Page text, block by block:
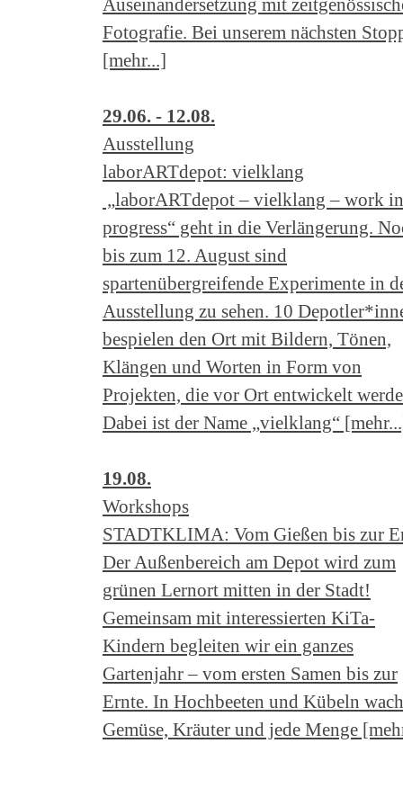
Auseinandersetzung mit
Fotografie. Bei unserem nächsten
[mehr...]
29.06. - 12.08.
Ausstellung
laborARTdepot: vielklang
„laborARTdepot – vielklang – work in
progress“ geht in die Verlängerung.
bis zum 12. August sind
spartenübergreifende Experimente in
Ausstellung zu sehen. 10
bespielen den Ort mit Bildern, Tönen,
Klängen und Worten in Form von
Projekten, die vor Ort entwickelt
Dabei ist der Name „vielklang“
19.08.
Workshops
STADTKLIMA: Vom Gießen bis zur
Der Außenbereich am Depot wird zum
grünen Lernort mitten in der Stadt!
Gemeinsam mit interessierten KiTa-
Kindern begleiten wir ein ganzes
Gartenjahr – vom ersten Samen bis zur
Ernte. In Hochbeeten und Kübeln
Gemüse, Kräuter und jede Menge